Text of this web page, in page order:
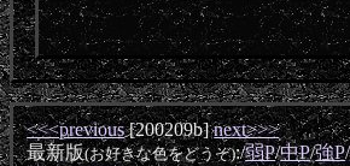
<<<previous[200209b]next>>>
最新版(お好きな色をどうぞ):/弱P/中P/強P/